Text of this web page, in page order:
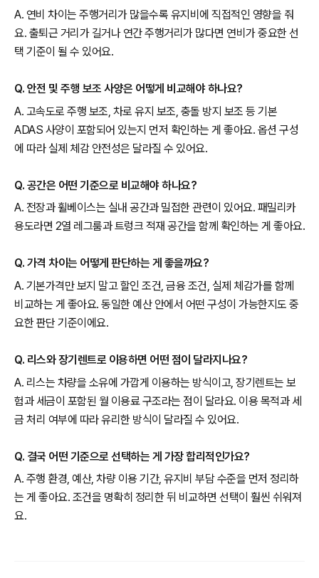
A. 연비 차이는 주행거리가 많을수록 유지비에 직접적인 영향을 줘
요. 출퇴근 거리가 길거나 연간 주행거리가 많다면 연비가 중요한 선
택 기준이 될 수 있어요.
Q. 안전 및 주행 보조 사양은 어떻게 비교해야 하나요?
A. 고속도로 주행 보조, 차로 유지 보조, 충돌 방지 보조 등 기본
ADAS 사양이 포함되어 있는지 먼저 확인하는 게 좋아요. 옵션 구성
에 따라 실제 체감 안전성은 달라질 수 있어요.
Q. 공간은 어떤 기준으로 비교해야 하나요?
A. 전장과 휠베이스는 실내 공간과 밀접한 관련이 있어요. 패밀리카
용도라면 2열 레그룸과 트렁크 적재 공간을 함께 확인하는 게 좋아요.
Q. 가격 차이는 어떻게 판단하는 게 좋을까요?
A. 기본가격만 보지 말고 할인 조건, 금융 조건, 실제 체감가를 함께
비교하는 게 좋아요. 동일한 예산 안에서 어떤 구성이 가능한지도 중
요한 판단 기준이에요.
Q. 리스와 장기렌트로 이용하면 어떤 점이 달라지나요?
A. 리스는 차량을 소유에 가깝게 이용하는 방식이고, 장기렌트는 보
험과 세금이 포함된 월 이용료 구조라는 점이 달라요. 이용 목적과 세
금 처리 여부에 따라 유리한 방식이 달라질 수 있어요.
Q. 결국 어떤 기준으로 선택하는 게 가장 합리적인가요?
A. 주행 환경, 예산, 차량 이용 기간, 유지비 부담 수준을 먼저 정리하
는 게 좋아요. 조건을 명확히 정리한 뒤 비교하면 선택이 훨씬 쉬워져
요.